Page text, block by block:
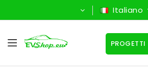
Italiano
PROGETTI